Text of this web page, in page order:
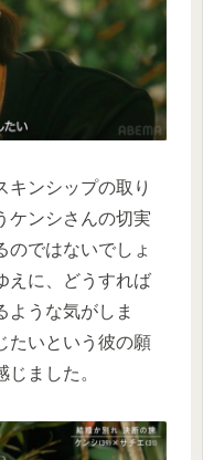
キンシップの取り
ケンシさんの切実
のではないでしょ
えに、どうすれば
ような気がしま
たいという彼の願
ました。